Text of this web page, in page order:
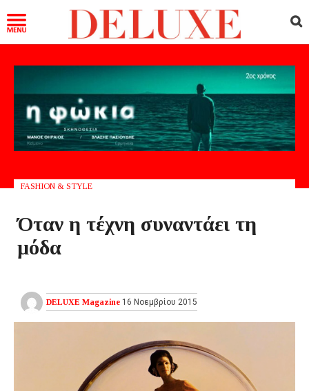
FASHION & STYLE
Όταν η τέχνη συναντάει τη
μόδα
DELUXE Magazine 16 Νοεμβρίου 2015